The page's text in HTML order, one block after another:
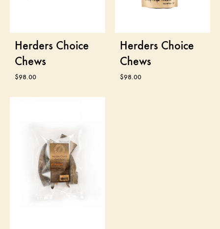
Herders Choice
Chews
$98.00
Herders Choice
Chews
$98.00